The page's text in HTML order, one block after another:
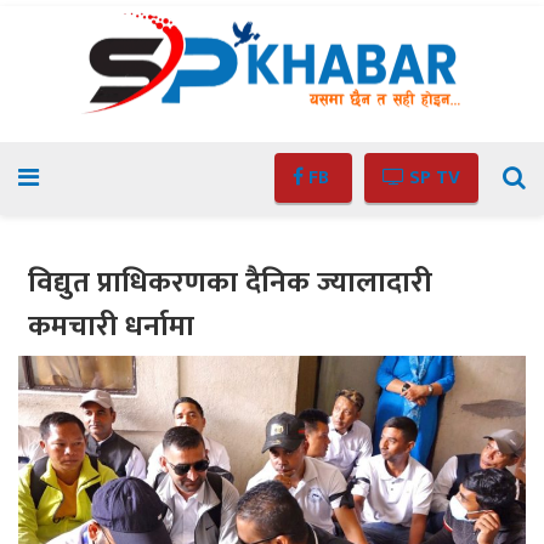
FB SP TV
विद्युत प्राधिकरणका दैनिक ज्यालादारी
कमचारी धर्नामा